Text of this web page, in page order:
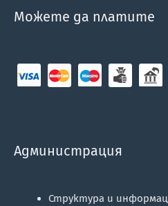
Можете да платите
Администрация
Структура и